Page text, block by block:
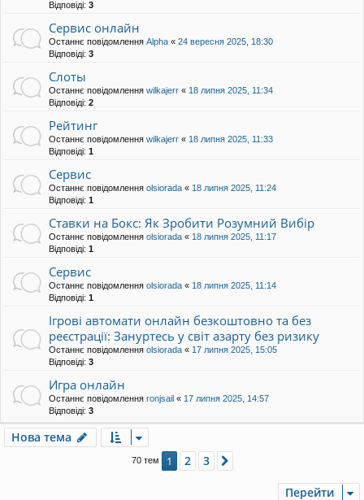
Відповіді: 3
Сервис онлайн
Останнє повідомлення Alpha « 24 вересня 2025, 18:30
Відповіді: 3
Слоты
Останнє повідомлення wilkajerr « 18 липня 2025, 11:34
Відповіді: 2
Рейтинг
Останнє повідомлення wilkajerr « 18 липня 2025, 11:33
Відповіді: 1
Сервис
Останнє повідомлення olsiorada « 18 липня 2025, 11:24
Відповіді: 1
Ставки на Бокс: Як Зробити Розумний Вибір
Останнє повідомлення olsiorada « 18 липня 2025, 11:17
Відповіді: 1
Сервис
Останнє повідомлення olsiorada « 18 липня 2025, 11:14
Відповіді: 1
Ігрові автомати онлайн безкоштовно та без
реєстрації: Зануртесь у світ азарту без ризику
Останнє повідомлення olsiorada « 17 липня 2025, 15:05
Відповіді: 3
Игра онлайн
Останнє повідомлення ronjsail « 17 липня 2025, 14:57
Відповіді: 3
Нова тема
70 тем 1 2 3
Перейти